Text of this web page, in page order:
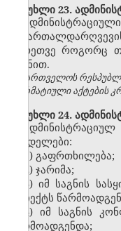
მუხლი 23.
აგრეთვე როგორც
მიზნით.
საქართველოს
ნორმატიული აქტების
მუხლი 24.
სახდელები:
1) გაფრთხილება;
2) ჯარიმა;
3) იმ საგნის
ობიექტს
4) იმ საგნის
წარმოადგენდა;